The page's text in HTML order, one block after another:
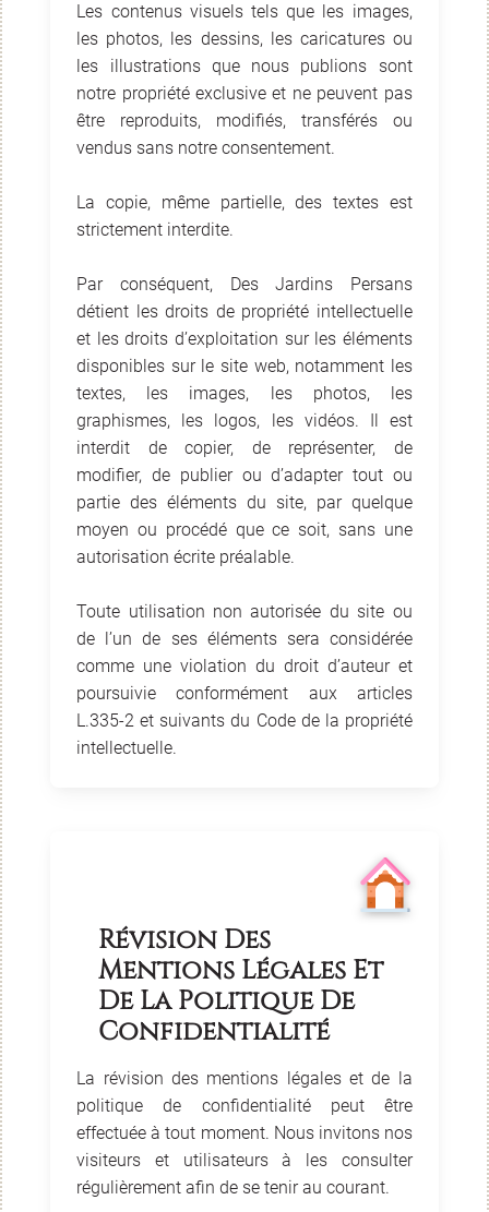
Les contenus visuels tels que les images,
les photos, les dessins, les caricatures ou
les illustrations que nous publions sont
notre propriété exclusive et ne peuvent pas
être reproduits, modifiés, transférés ou
vendus sans notre consentement.
La copie, même partielle, des textes est
strictement interdite.
Par conséquent, Des Jardins Persans
détient les droits de propriété intellectuelle
et les droits d’exploitation sur les éléments
disponibles sur le site web, notamment les
textes, les images, les photos, les
graphismes, les logos, les vidéos. Il est
interdit de copier, de représenter, de
modifier, de publier ou d’adapter tout ou
partie des éléments du site, par quelque
moyen ou procédé que ce soit, sans une
autorisation écrite préalable.
Toute utilisation non autorisée du site ou
de l’un de ses éléments sera considérée
comme une violation du droit d’auteur et
poursuivie conformément aux articles
L.335-2 et suivants du Code de la propriété
intellectuelle.
Révision Des
Mentions Légales Et
De La Politique De
Confidentialité
La révision des mentions légales et de la
politique de confidentialité peut être
effectuée à tout moment. Nous invitons nos
visiteurs et utilisateurs à les consulter
régulièrement afin de se tenir au courant.